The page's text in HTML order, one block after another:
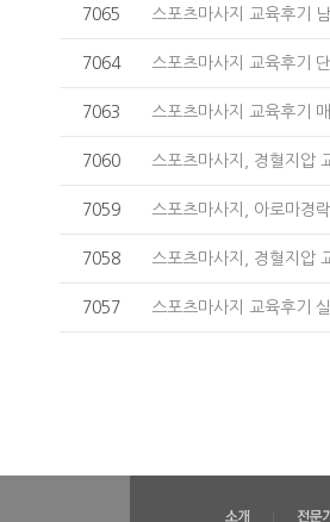
7065 스포츠마사지 교육후기
7064 스포츠마사지 교육후기
7063 스포츠마사지 교육후기
7060 스포츠마사지, 경혈지압
7059 스포츠마사지, 아로마경
7058 스포츠마사지, 경혈지압
7057 스포츠마사지 교육후기